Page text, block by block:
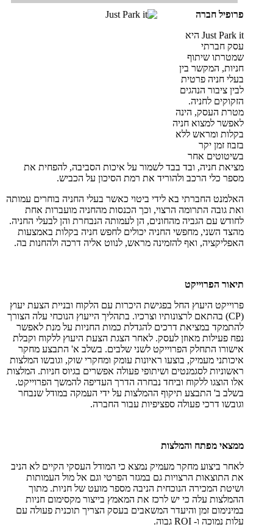
פרופיל חברה
Just Park it היא
עסק חברתי
שמטרתו שיתוף
חניות, המקשר בין
בעלי חניה פרטית
לבין ציבור הנהגים
הזקוקים לחניה.
מטרת העסק, הינה
לאפשר למצוא חניה
בקלות ומראש ללא
בזבוז זמן יקר
בשיטוטים אחר
מציאת חניה, ובד בבד לשמור על איכות הסביבה, להפחית את
מספר כלי הרכב ולהוריד את רמת הסיכון על הכביש.
האלמנט החברתי בא לידי ביטוי כאשר בעלי החניה בוחרים עמותה
ואת גובה התרומה הרצוי, וכך הכנסות מהחניה מועברות אחת
לחודש עם הגביה מהחונים, הן לעמותה הנבחרת והן לבעלי החניה.
מהצד השני, מחפשי החניה יכולים לחפש חניה בקלות באמצעות
האפליקציה, ואף להזמינה מראש, לנווט אליה דרכה ולהחנות בה.
תיאור הפרוייקט
פרוייקט היעוץ החל בפגישת היכרות עם הלקוח ובניית הצעת יעוץ
(CP) בהתאם לרצונותיו וצרכיו. בתהליך הייעוץ הנוכחי עלה הצורך
להתמקד במציאת דרכים להגדלת כמות החניות על מנת לאפשר
נפח פעילות מאוזן לעסק. לאחר הצגת הצעת היעוץ ללקוח וקבלת
אישורו התחלק הפרוייקט לשני שלבים. בשלב א' התבצע מחקר
איכותני מעמיק, בוצעו ראיונות עומק ומחקרי שוק, וגובשו המלצות
ראשוניות לסגמנטים ושיתופי פעולה אפשרים בגיוס חניות. המלצות
אלו הוצגו ללקוח וביחד נבחרה הדרך העדיפה להמשך הפרוייקט.
בשלב ב' התבצע תיקוף ההמלצות על ידי העמקה במודל שנבחר
וגובשו דרכי פעולה ספציפיות עבור החברה.
ממצאי מפתח והמלצות
לאחר ביצוע מחקר מעמיק נמצא כי המודל העסקי הקיים לא הניב
את התוצאות הרצויות גם במגזר הפרטי וגם אל מול העמותות
ושיטת המכירה הנוכחית הניבה מספר מועט של חניות. מתוך
ההמלצות עלה כי יש לרכז את המאמץ בייצור מקסימום חניות
במינימום זמן והיעדר המשאבים בעסק הצריך תוכנית פעולה עם
עלות נמוכה ו- ROI גבוה.